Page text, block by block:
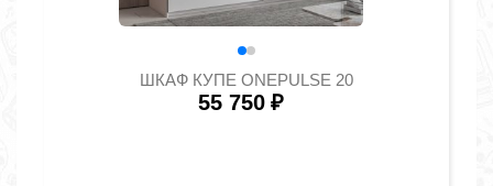
ШКАФ КУПЕ ONEPULSE 20
55 750 ₽